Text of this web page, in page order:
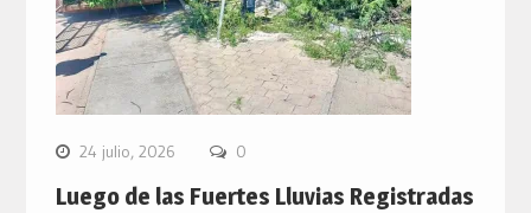
24 julio, 2026 0
Luego de las Fuertes Lluvias Registradas